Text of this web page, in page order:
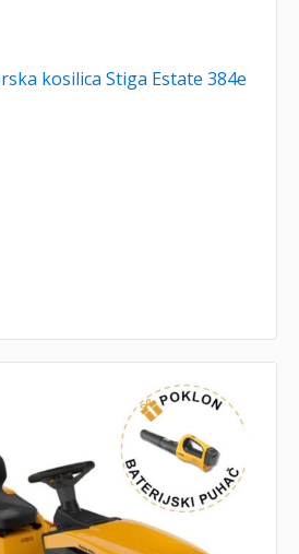
kosilica Stiga Estate 384e